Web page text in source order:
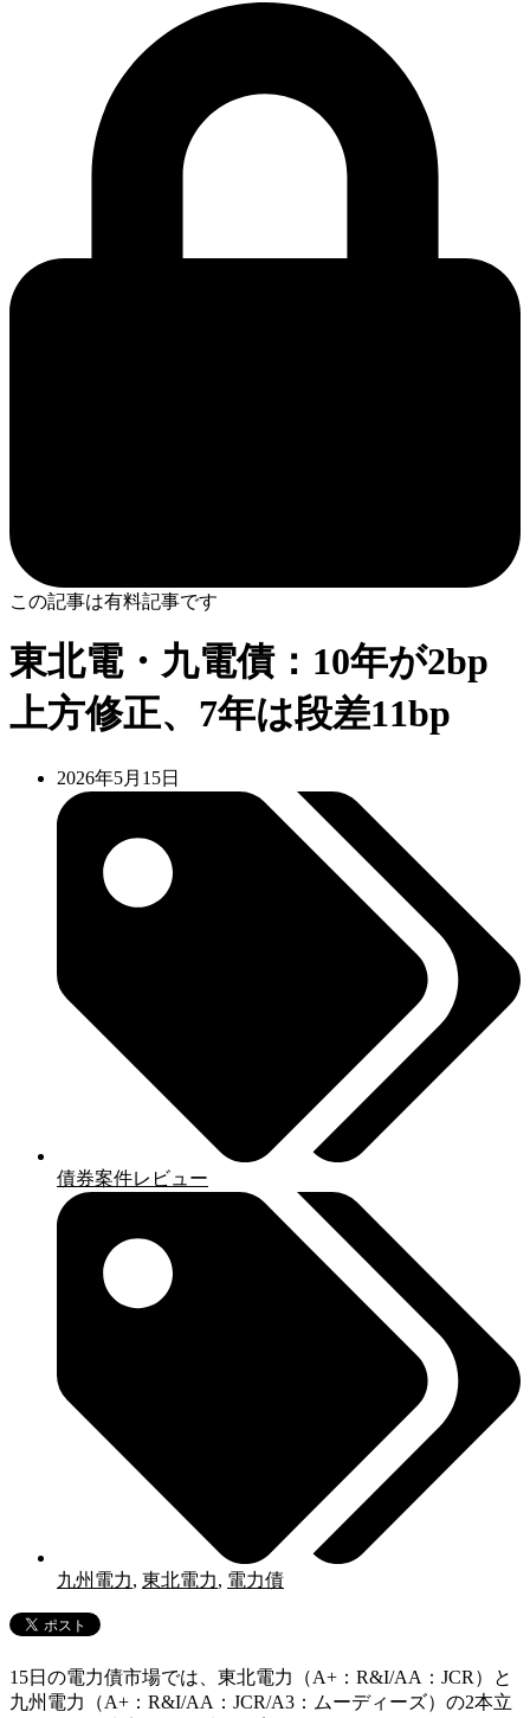
この記事は有料記事です
東北電・九電債：10年が2bp
上方修正、7年は段差11bp
2026年5月15日
債券案件レビュー
九州電力, 東北電力, 電力債
15日の電力債市場では、東北電力（A+：R&I/AA：JCR）と
九州電力（A+：R&I/AA：JCR/A3：ムーディーズ）の2本立